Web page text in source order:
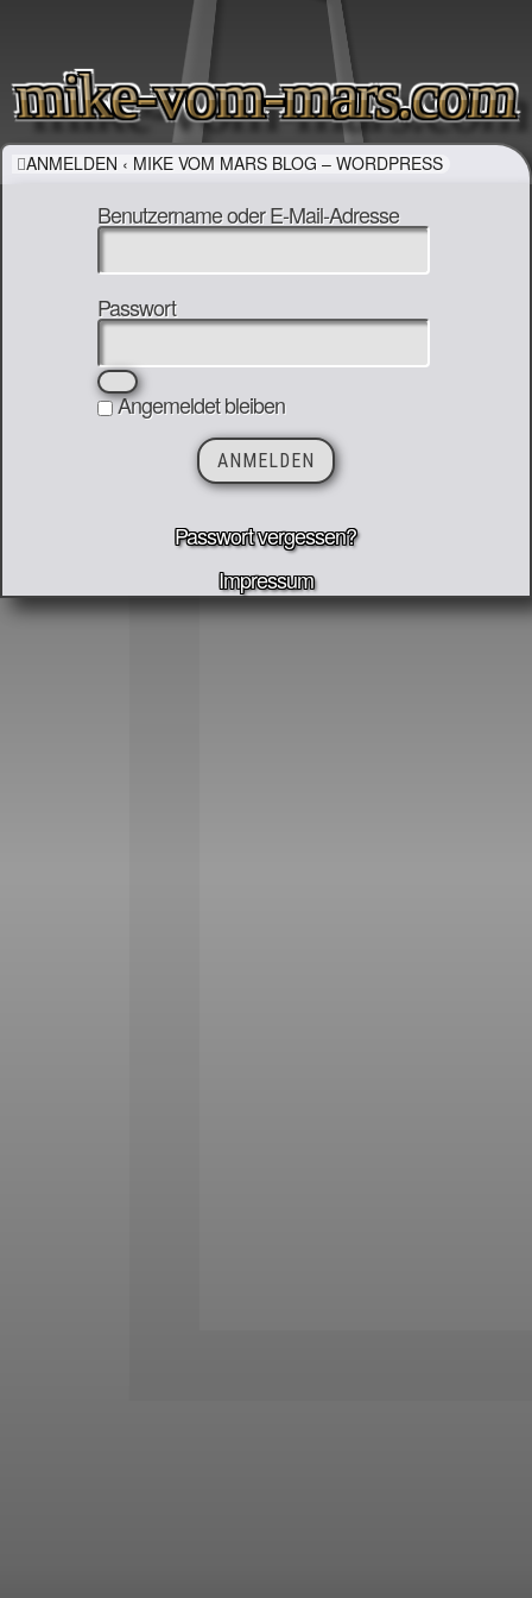
mike-vom-mars.com
ANMELDEN ‹ MIKE VOM MARS BLOG – WORDPRESS
Benutzername oder E-Mail-Adresse
Passwort
Angemeldet bleiben
Passwort vergessen?
Impressum